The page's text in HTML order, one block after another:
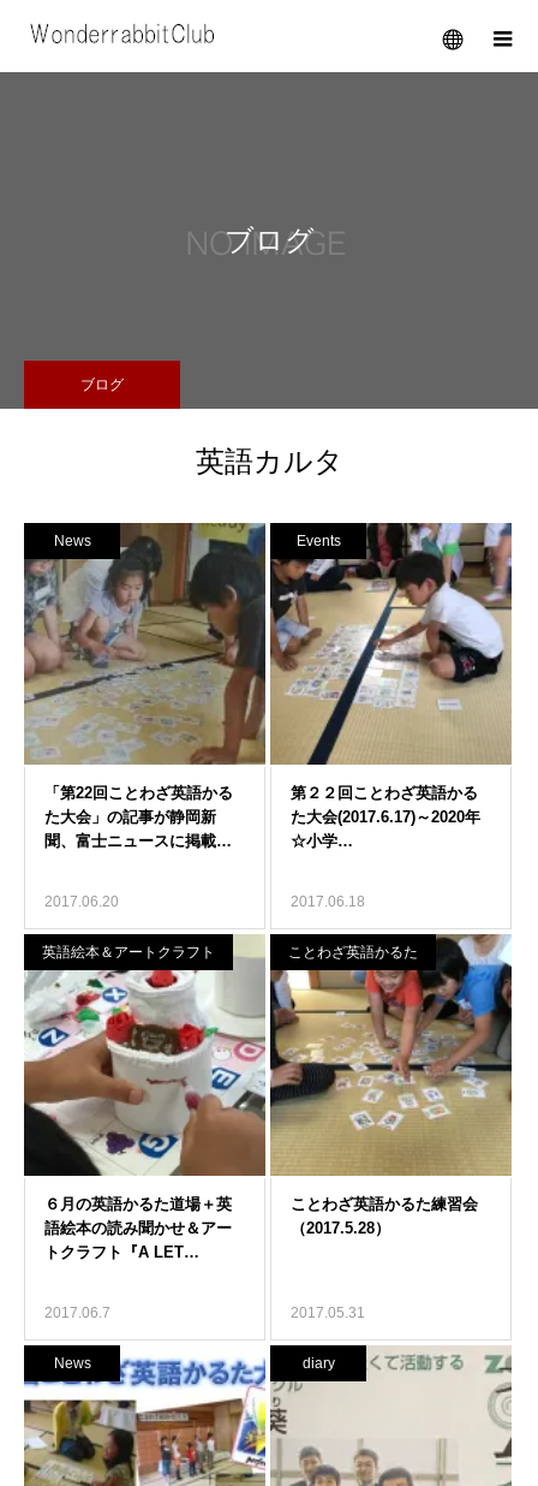
メニュー
ブログ
ブログ
英語カルタ
News
2017.06.20
Events
2017.06.18
英語絵本＆アートクラフト
2017.06.7
ことわざ英語かるた
2017.05.31
News diary